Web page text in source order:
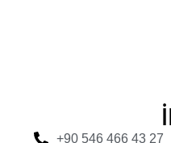
+90 546 466 43 27